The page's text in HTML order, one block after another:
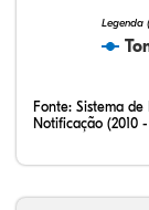
Legenda
Fonte: Sistema de
Notificação (2010